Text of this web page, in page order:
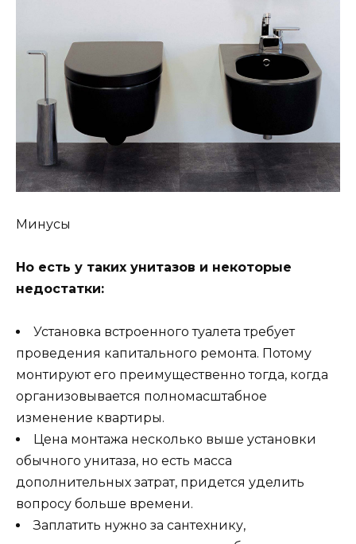
Минусы
Но есть у таких унитазов и некоторые
недостатки:
Установка встроенного туалета требует
проведения капитального ремонта. Потому
монтируют его преимущественно тогда, когда
организовывается полномасштабное
изменение квартиры.
Цена монтажа несколько выше установки
обычного унитаза, но есть масса
дополнительных затрат, придется уделить
вопросу больше времени.
Заплатить нужно за сантехнику,